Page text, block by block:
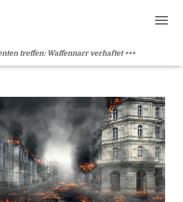
treffen: Waffennarr verhaftet +++